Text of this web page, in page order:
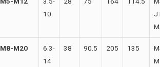
10
M8-M20
6.3-
14
38 90.5 205 135